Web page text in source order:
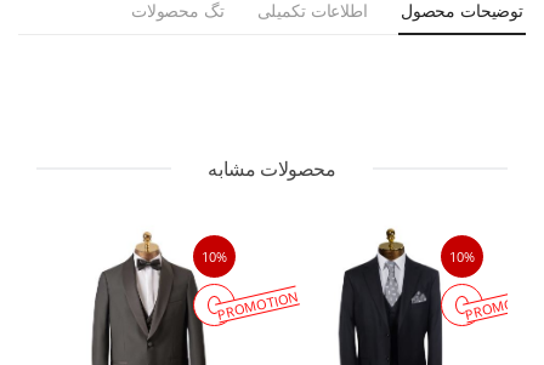
توضیحات محصول اطلاعات تکمیلی تگ محصولات
محصولات مشابه
10%
10%
PROMOTION